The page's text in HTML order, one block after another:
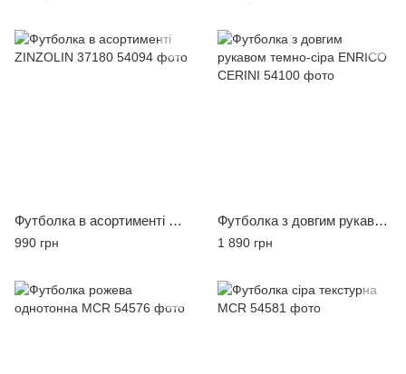
Футболка в асортименті ZINZOLIN 37180
990 грн
Футболка з довгим рукавом темно-сіра ENRICO CERINI
1 890 грн